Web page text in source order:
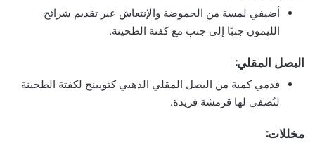
أضيفي لمسة من الحموضة والإنتعاش عبر تقديم شرائح
الليمون جنبًا إلى جنب مع كفتة الطحينة.
البصل المقلي:
قدمي كمية من البصل المقلي الذهبي كتوبينج لكفتة الطحينة
لتُضفي لها قرمشة فريدة.
مخللات: